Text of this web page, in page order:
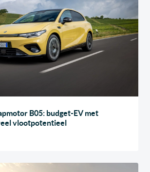
B05: budget-EV met
vlootpotentieel